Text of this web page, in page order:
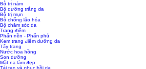
Bộ trị nám
Bộ dưỡng trắng da
Bộ trị mụn
Bộ chống lão hóa
Bộ chăm sóc da
Trang điểm
Phấn nền - Phấn phủ
Kem trang điểm dưỡng da
Tẩy trang
Nước hoa hồng
Son dưỡng
Mặt nạ làm đẹp
Tái tạo và phục hồi da